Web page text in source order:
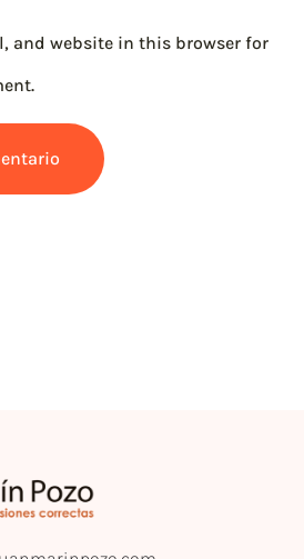
and website in this browser for